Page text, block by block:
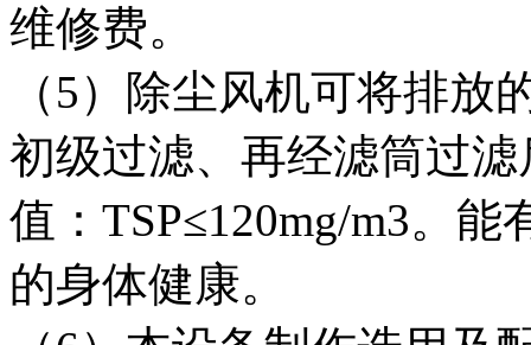
维修费。
（5）除尘风机可将排
初级过滤、再经滤筒过
值：TSP≤120mg/m3。
的身体健康。